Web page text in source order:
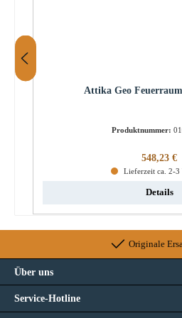
Attika Geo
Produktnummer:
Regulärer
548,23 €
Lieferzeit ca. 2-3
Details
Originale
Über uns
Service-Hotline